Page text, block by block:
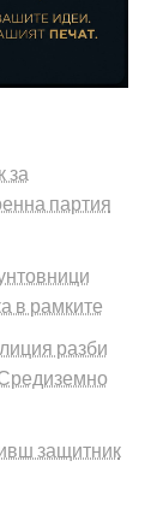
за
партия
в рамките
разби
защитник